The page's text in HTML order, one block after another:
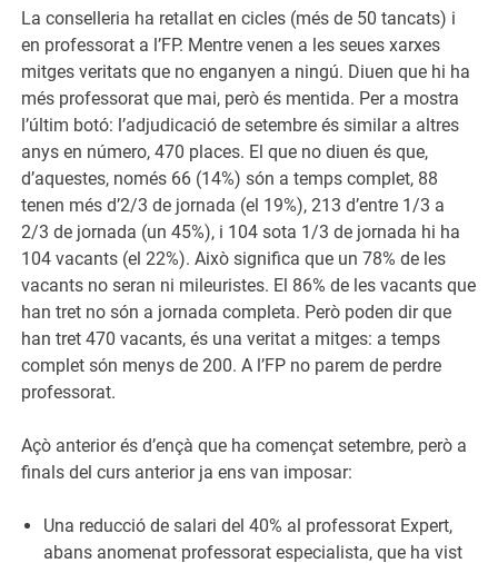
La conselleria ha retallat en cicles (més de 50 tancats) i
en professorat a l’FP. Mentre venen a les seues xarxes
mitges veritats que no enganyen a ningú. Diuen que hi ha
més professorat que mai, però és mentida. Per a mostra
l’últim botó: l’adjudicació de setembre és similar a altres
anys en número, 470 places. El que no diuen és que,
d’aquestes, només 66 (14%) són a temps complet, 88
tenen més d’2/3 de jornada (el 19%), 213 d’entre 1/3 a
2/3 de jornada (un 45%), i 104 sota 1/3 de jornada hi ha
104 vacants (el 22%). Això significa que un 78% de les
vacants no seran ni mileuristes. El 86% de les vacants que
han tret no són a jornada completa. Però poden dir que
han tret 470 vacants, és una veritat a mitges: a temps
complet són menys de 200. A l’FP no parem de perdre
professorat.
Açò anterior és d’ençà que ha començat setembre, però a
finals del curs anterior ja ens van imposar:
Una reducció de salari del 40% al professorat Expert,
abans anomenat professorat especialista, que ha vist